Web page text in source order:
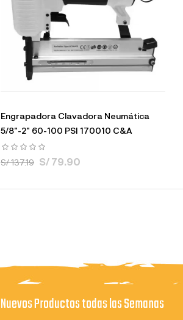
Engrapadora Clavadora Neumática
5/8"-2" 60-100 PSI 170010 C&A
S/ 137.19 S/ 79.90
Nuevos Productos todas las Semanas